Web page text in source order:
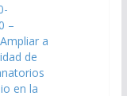
–
a
de
en la